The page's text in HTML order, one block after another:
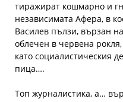
тиражират кошмарно и
независимата Афера, в
Василев пълзи, вързан
облечен в червена
като социалистическия
пица….
Топ журналистика, а…